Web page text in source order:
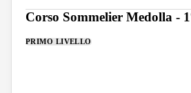
Corso Sommelier Medolla -
PRIMO LIVELLO